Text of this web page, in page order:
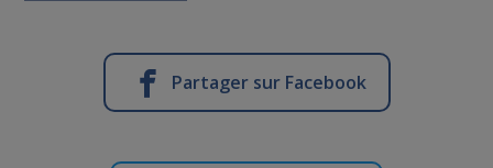
Partager sur Facebook